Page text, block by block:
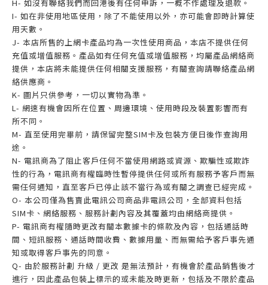
H- 如沒有聯絡我們而回港後有任何申訴，一概不作處理及退款。
I- 如在非使用地區使用，除了不能使用以外，亦可能會即時計算使
用天數。
J- 本店所售的上網卡產品均為一次性使用商品，本店不提供任何
充值或增值服務。產品如有任何充值或增值服務，均屬產品網絡商
提供，本店將未能提供任何相關支援服務，有關查詢請聯絡產品網
絡供應商。
K- 圖片只供參考，一切以實物為準。
L- 網速有機會因所在位置、周邊環境、使用時段及裝置影響而有
所不同。
M- 直至使用完畢前，請保留完整SIM卡及包裝方便日後作查詢用
途。
N- 電訊商為了阻止客戶任何不當使用網路或資源、欺騙性或欺詐
性的行為，電訊商有權臨時性暫停提供任何或所有服務予客戶而無
需任何通知，直至客戶已停止該不當行為或有關之調查已經完成。
O- 本公司僅為售賣此電訊公司商品非電訊公司，全部資料包括
SIM卡、網絡服務、服務計劃內容及其覆蓋均由網絡商提供。
P- 電訊商有權隨時更改有關本數據卡的條款及內容，包括通話時
間、短訊服務、通話時間收費、數據用量、而無需給予客戶事先通
知或取得客戶事先的同意。
Q- 由於服務計劃 升級 / 更改 是無法預計，有機會於產品銷售後才
進行，因此產品包裝上標示的或未能及時更新，包括及不限於產品